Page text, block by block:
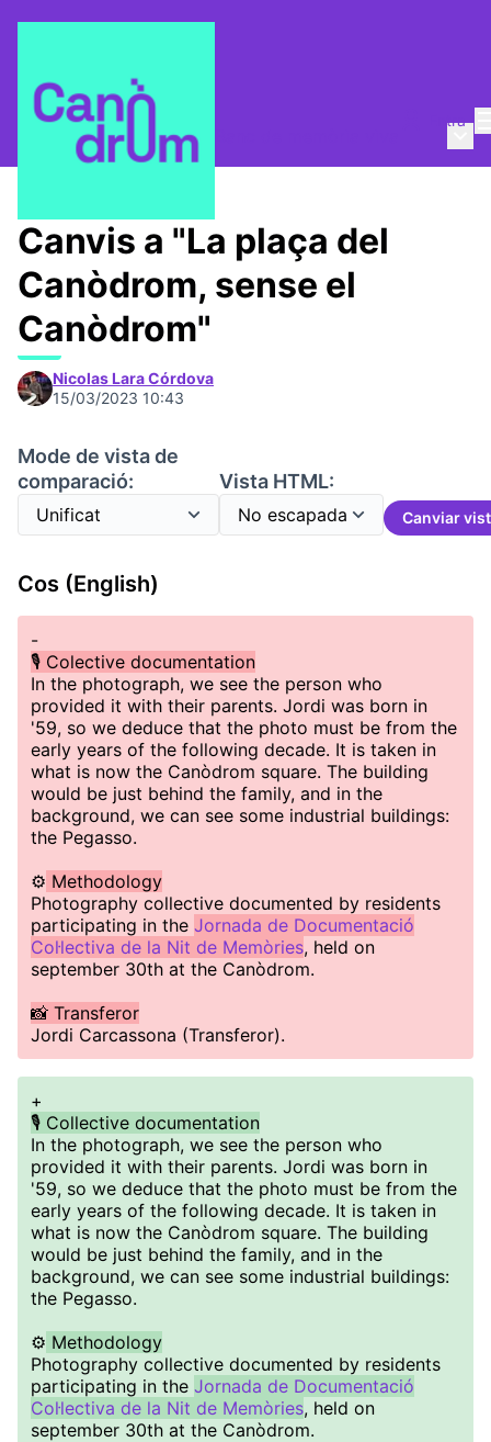
Entra
Taula de Memòries / 📸 Banc de memòria viva
Canvis a "La plaça del
Canòdrom, sense el
Canòdrom"
Nicolas Lara Córdova
15/03/2023 10:43
Mode de vista de
comparació:
Vista HTML:
Canviar
Cos (English)
-
🎙️ Colective documentation
In the photograph, we see the person who
provided it with their parents. Jordi was born in
'59, so we deduce that the photo must be from the
early years of the following decade. It is taken in
what is now the Canòdrom square. The building
would be just behind the family, and in the
background, we can see some industrial buildings:
the Pegasso.
⚙️ Methodology
Photography collective documented by residents
participating in the Jornada de Documentació
Col·lectiva de la Nit de Memòries, held on
september 30th at the Canòdrom.
📸 Transferor
Jordi Carcassona (Transferor).
+
🎙️ Collective documentation
In the photograph, we see the person who
provided it with their parents. Jordi was born in
'59, so we deduce that the photo must be from the
early years of the following decade. It is taken in
what is now the Canòdrom square. The building
would be just behind the family, and in the
background, we can see some industrial buildings:
the Pegasso.
⚙️ Methodology
Photography collective documented by residents
participating in the Jornada de Documentació
Col·lectiva de la Nit de Memòries, held on
september 30th at the Canòdrom.